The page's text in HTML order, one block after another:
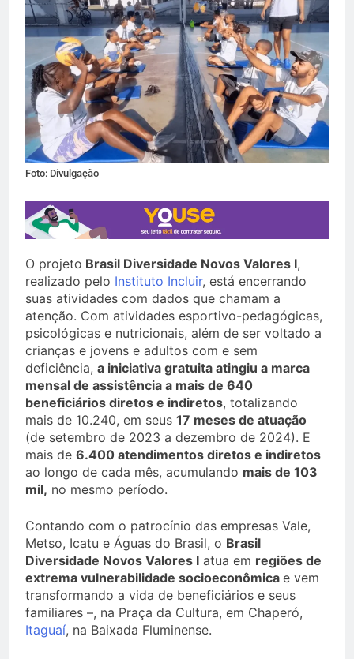
Foto: Divulgação
O projeto Brasil Diversidade Novos Valores I,
realizado pelo Instituto Incluir, está encerrando
suas atividades com dados que chamam a
atenção. Com atividades esportivo-pedagógicas,
psicológicas e nutricionais, além de ser voltado a
crianças e jovens e adultos com e sem
deficiência, a iniciativa gratuita atingiu a marca
mensal de assistência a mais de 640
beneficiários diretos e indiretos, totalizando
mais de 10.240, em seus 17 meses de atuação
(de setembro de 2023 a dezembro de 2024). E
mais de 6.400 atendimentos diretos e indiretos
ao longo de cada mês, acumulando mais de 103
mil, no mesmo período.
Contando com o patrocínio das empresas Vale,
Metso, Icatu e Águas do Brasil, o Brasil
Diversidade Novos Valores I atua em regiões de
extrema vulnerabilidade socioeconômica e vem
transformando a vida de beneficiários e seus
familiares –, na Praça da Cultura, em Chaperó,
Itaguaí, na Baixada Fluminense.